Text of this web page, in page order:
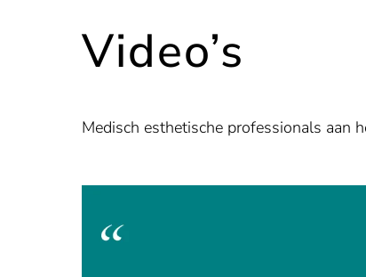
Video’s
Medisch esthetische professionals aan